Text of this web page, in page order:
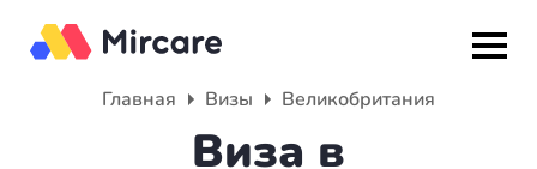
Главная Визы Великобритания
Виза в